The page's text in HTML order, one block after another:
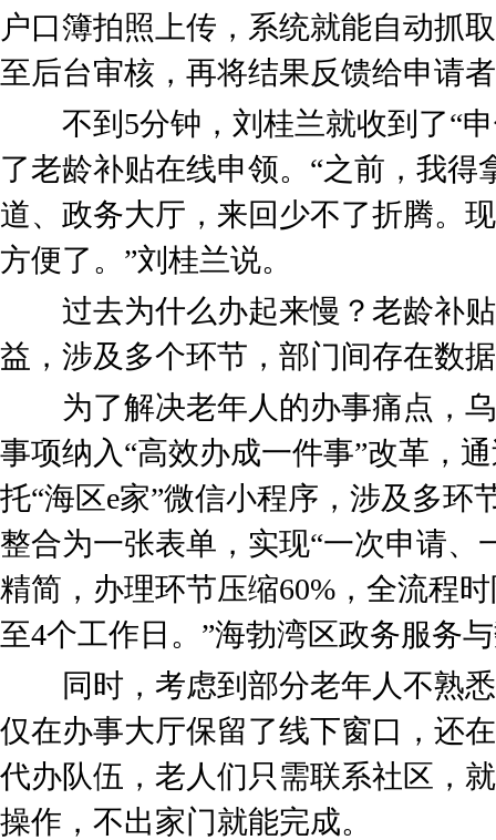
户口簿拍照上传，系统就能自动抓
至后台审核，再将结果反馈给申请
不到5分钟，刘桂兰就收到了“申
了老龄补贴在线申领。“之前，我得
道、政务大厅，来回少不了折腾。
方便了。”刘桂兰说。
过去为什么办起来慢？老龄补贴
益，涉及多个环节，部门间存在数
为了解决老年人的办事痛点，乌
事项纳入“高效办成一件事”改革，
托“海区e家”微信小程序，涉及多环
整合为一张表单，实现“一次申请、
精简，办理环节压缩60%，全流程
至4个工作日。”海勃湾区政务服务
同时，考虑到部分老年人不熟悉
仅在办事大厅保留了线下窗口，还
代办队伍，老人们只需联系社区，
操作，不出家门就能完成。